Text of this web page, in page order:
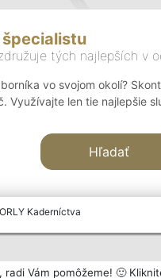
ORLY Kaderníctva
radi Vám pomôžeme! 🙂
tých najlepších v
vo svojom okolí?
Využívajte len tie najlepšie
Hľadať
Hodnotenie